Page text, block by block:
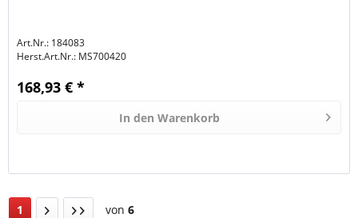
Art.Nr.: 184083
Herst.Art.Nr.: MS700420
168,93 € *
In den Warenkorb
1 von 6